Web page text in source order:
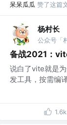
呆呆瓜瓜 赞了这篇
杨村长
备战2021：
说白了vite就是
发工具，按需编
1.6k